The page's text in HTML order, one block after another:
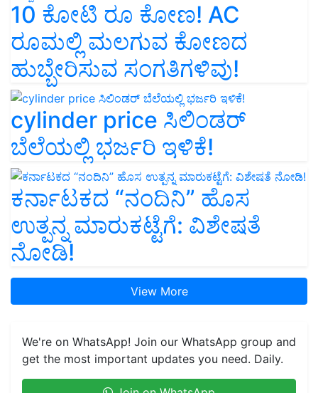
10 ಕೋಟಿ ರೂ ಕೋಣ! AC
ರೂಮಲ್ಲಿ ಮಲಗುವ ಕೋಣದ
ಹುಬ್ಬೇರಿಸುವ ಸಂಗತಿಗಳಿವು!
cylinder price ಸಿಲಿಂಡರ್‌
ಬೆಲೆಯಲ್ಲಿ ಭರ್ಜರಿ ಇಳಿಕೆ!
ಕರ್ನಾಟಕದ “ನಂದಿನಿ” ಹೊಸ
ಉತ್ಪನ್ನ ಮಾರುಕಟ್ಟೆಗೆ: ವಿಶೇಷತೆ
ನೋಡಿ!
View More
We're on WhatsApp! Join our WhatsApp group and
get the most important updates you need. Daily.